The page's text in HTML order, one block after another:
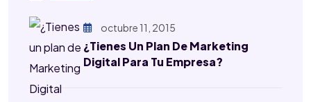
octubre 11, 2015
¿Tienes Un Plan De Marketing
Digital Para Tu Empresa?